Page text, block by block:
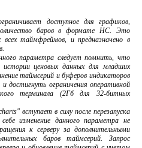
доступное для графиков,
баров в формате HC. Это
всех таймфреймов, и предназначено в
параметра следует помнить, что
ценовых данных для младших
таймсерий и буферов индикаторов
ограничения оперативной
терминала (2Гб для 32-битных
вступает в силу после перезапуска
изменение данного параметра не
к серверу за дополнительными
баров таймсерий. Запрос